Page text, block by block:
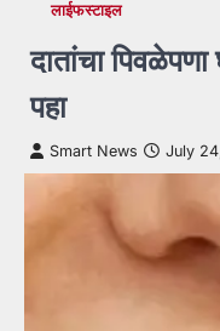
लाईफस्टाइल
दातांचा
पहा
Smart News July